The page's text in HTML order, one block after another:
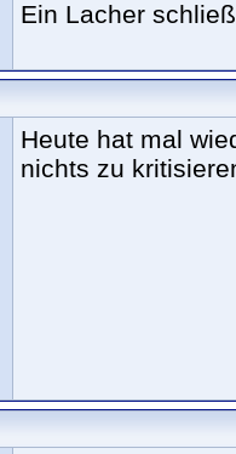
Ein Lacher
Heute hat mal
nichts zu